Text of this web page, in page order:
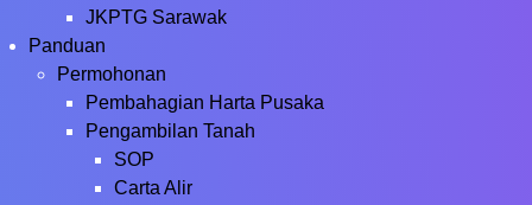
JKPTG Sarawak
Panduan
Permohonan
Pembahagian Harta Pusaka
Pengambilan Tanah
SOP
Carta Alir